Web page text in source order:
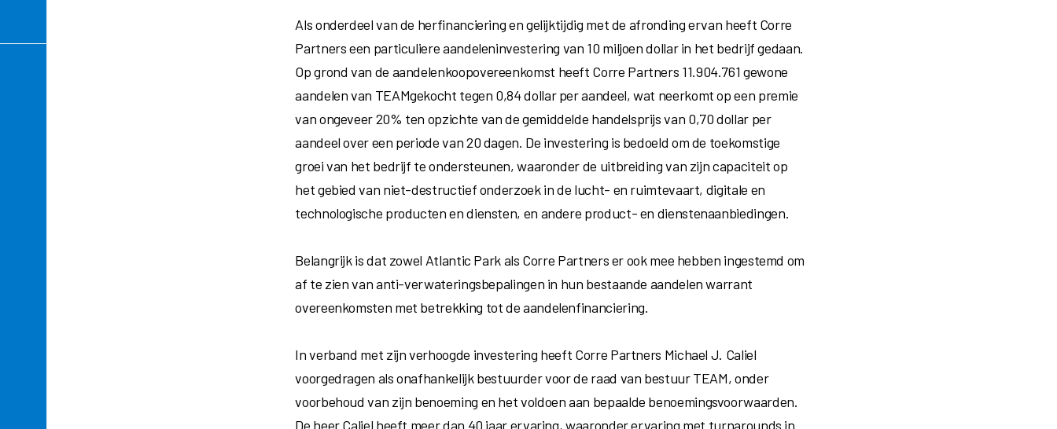
Als onderdeel van de herfinanciering en gelijktijdig met de afronding ervan heeft Corre
Partners een particuliere aandeleninvestering van 10 miljoen dollar in het bedrijf gedaan.
Op grond van de aandelenkoopovereenkomst heeft Corre Partners 11.904.761 gewone
aandelen van TEAMgekocht tegen 0,84dollarper aandeel, wat neerkomt op een premie
van ongeveer 20% ten opzichte van de gemiddelde handelsprijs van 0,70 dollarper
aandeel over een periode van 20 dagen. De investering is bedoeld om de toekomstige
groei van het bedrijf te ondersteunen, waaronder de uitbreiding van zijn capaciteit op
het gebied van niet-destructief onderzoek in de lucht- en ruimtevaart, digitale en
technologische producten en diensten, en andere product- en dienstenaanbiedingen.
Belangrijk is dat zowel Atlantic Park als Corre Partners er ook mee hebben ingestemd om
af te zien van anti-verwateringsbepalingen in hun bestaande aandelen warrant
overeenkomsten met betrekking tot de aandelenfinanciering.
In verband met zijn verhoogde investering heeft Corre Partners Michael J. Caliel
voorgedragen als onafhankelijk bestuurder voor de raad van bestuur TEAM, onder
voorbehoud van zijn benoeming en het voldoen aan bepaalde benoemingsvoorwaarden.
De heer Caliel heeft meer dan 40 jaar ervaring, waaronder ervaring met turnarounds in